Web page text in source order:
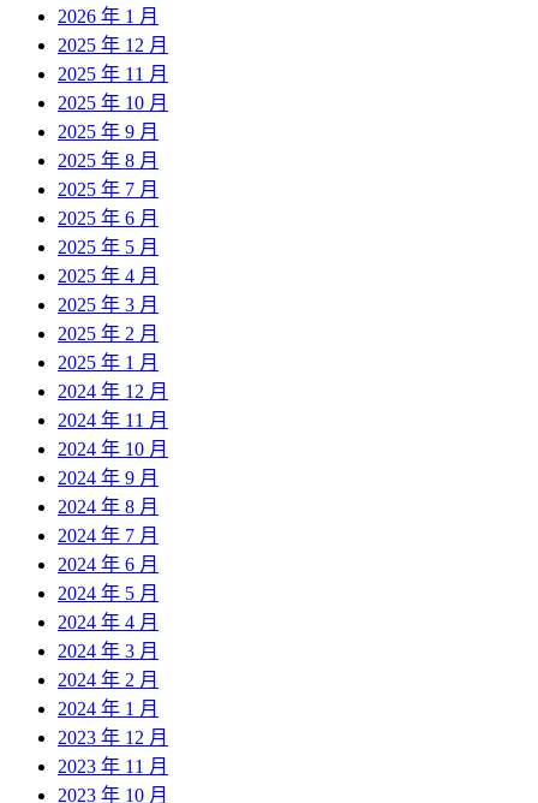
2026 年 1 月
2025 年 12 月
2025 年 11 月
2025 年 10 月
2025 年 9 月
2025 年 8 月
2025 年 7 月
2025 年 6 月
2025 年 5 月
2025 年 4 月
2025 年 3 月
2025 年 2 月
2025 年 1 月
2024 年 12 月
2024 年 11 月
2024 年 10 月
2024 年 9 月
2024 年 8 月
2024 年 7 月
2024 年 6 月
2024 年 5 月
2024 年 4 月
2024 年 3 月
2024 年 2 月
2024 年 1 月
2023 年 12 月
2023 年 11 月
2023 年 10 月